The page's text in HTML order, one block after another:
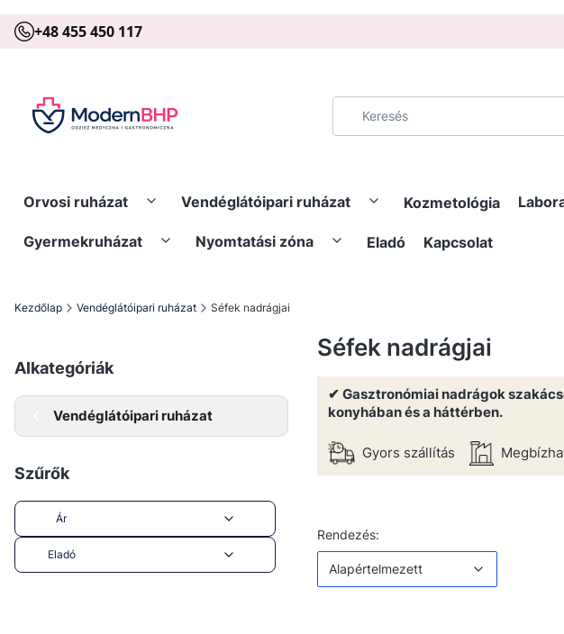
+48 455 450 117
Orvosi ruházat Vendéglátóipari ruházat Kozmetológia
Gyermekruházat Nyomtatási zóna Eladó Kapcsolat
Kezdőlap Vendéglátóipari ruházat Séfek nadrágjai
Alkategóriák
Vendéglátóipari ruházat
Szűrők
Ár
Eladó
Séfek nadrágjai
✔ Gasztronómiai nadrágok
konyhában és a háttérben.
Gyors szállítás
Termékek listája
Rendezés:
Alapértelmezett